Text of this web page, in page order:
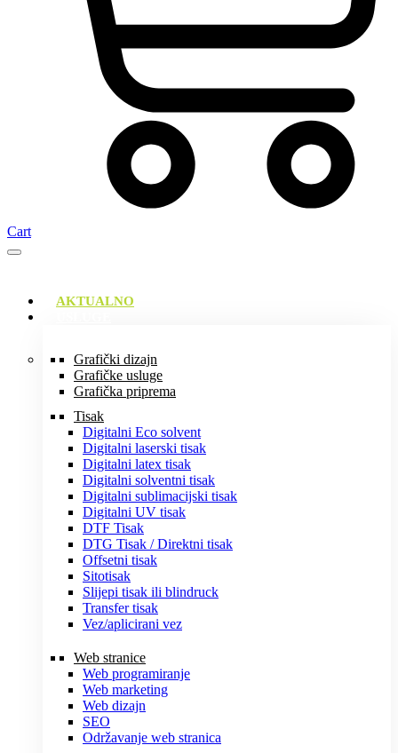
Cart
AKTUALNO
Grafički dizajn
Grafičke usluge
Grafička priprema
Tisak
Digitalni Eco solvent
Digitalni laserski tisak
Digitalni latex tisak
Digitalni solventni tisak
Digitalni sublimacijski tisak
Digitalni UV tisak
DTF Tisak
DTG Tisak / Direktni tisak
Offsetni tisak
Sitotisak
Slijepi tisak ili blindruck
Transfer tisak
Vez/aplicirani vez
Web stranice
Web programiranje
Web marketing
Web dizajn
SEO
Održavanje web stranica